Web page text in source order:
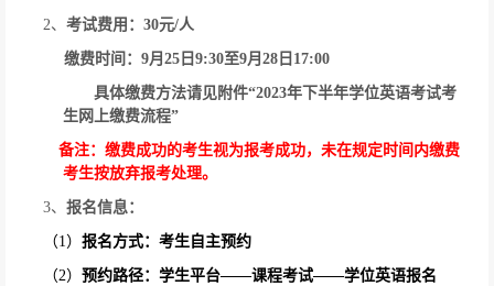
2、 考试费用： 30元/人
缴费时间： 9月 25日 9:30至9月 28日 17:00
具体缴费方法请见附件“2023年下半年学位英语考试考
生网上缴费流程”
备注：缴费成功的考生视为报考成功，未在规定时间内缴费
考生按放弃报考处理。
3、 报名信息：
（1） 报名方式：考生自主预约
（2） 预约路径：学生平台——课程考试——学位英语报名